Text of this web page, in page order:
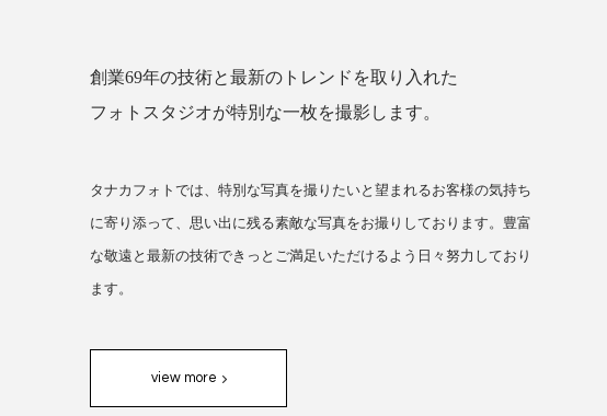
創業69年の技術と最新のトレンドを取り入れた
フォトスタジオが特別な一枚を撮影します。
タナカフォトでは、特別な写真を撮りたいと望まれるお客様の気持ち
に寄り添って、思い出に残る素敵な写真をお撮りしております。豊富
な敬遠と最新の技術できっとご満足いただけるよう日々努力しており
ます。
view more